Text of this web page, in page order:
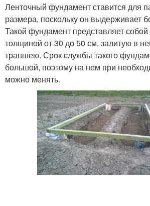
Ленточный фундамент ставится для
размера, поскольку он выдерживает
Такой фундамент представляет
толщиной от 30 до 50 см, залитую в
траншею. Срок службы такого
большой, поэтому на нем при
можно менять.